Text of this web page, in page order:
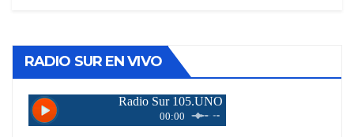
RADIO SUR EN VIVO